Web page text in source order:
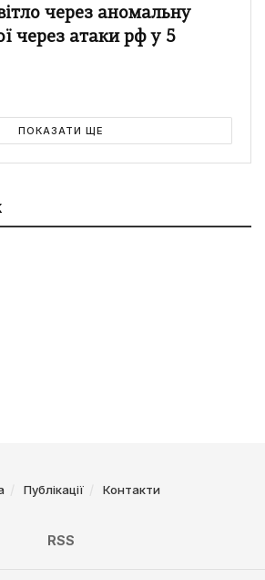
через аномальну
через атаки рф у 5
ПОКАЗАТИ ЩЕ
Публікації Контакти
RSS